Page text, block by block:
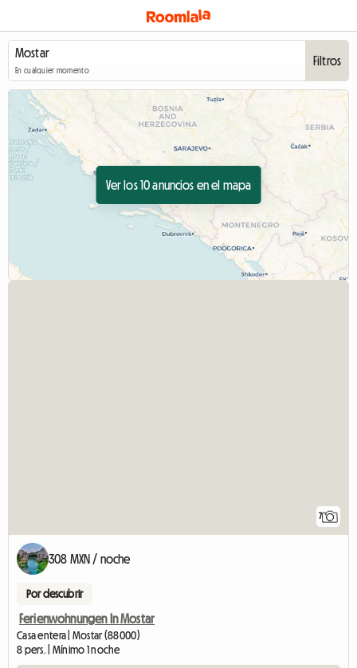
En cualquier momento
Filtros
Ver los 10 anuncios en el mapa
7
308 MXN / noche
Por descubrir
Ferienwohnungen In Mostar
Casa entera | Mostar (88000)
8 pers. | Mínimo 1 noche